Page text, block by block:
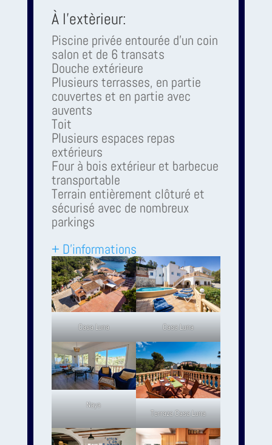
À l'extèrieur:
Piscine privée entourée d'un coin
salon et de 6 transats
Douche extérieure
Plusieurs terrasses, en partie
couvertes et en partie avec
auvents
Toit
Plusieurs espaces repas
extérieurs
Four à bois extérieur et barbecue
transportable
Terrain entièrement clôturé et
sécurisé avec de nombreux
parkings
+ D'informations
Casa Luna Casa Luna
Naya
Terraza Casa Luna